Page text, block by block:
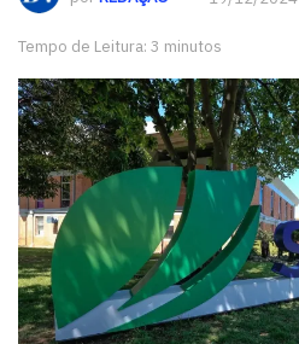
Tempo de Leitura: 3 minutos